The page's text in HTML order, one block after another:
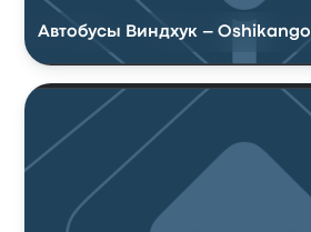
Автобусы Виндхук – Oshikango